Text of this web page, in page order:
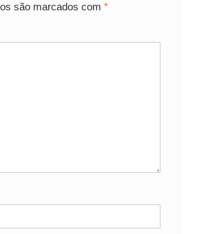
são marcados com *